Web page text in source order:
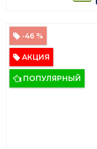
-46 %
АКЦИЯ
ПОПУЛЯРНЫЙ